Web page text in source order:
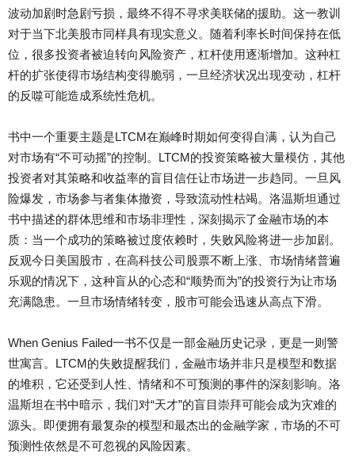
波动加剧时急剧亏损，最终不得不寻求美联储的援助。这一教训
对于当下北美股市同样具有现实意义。随着利率长时间保持在低
位，很多投资者被迫转向风险资产，杠杆使用逐渐增加。这种杠
杆的扩张使得市场结构变得脆弱，一旦经济状况出现变动，杠杆
的反噬可能造成系统性危机。
书中一个重要主题是LTCM在巅峰时期如何变得自满，认为自己
对市场有“不可动摇”的控制。LTCM的投资策略被大量模仿，其他
投资者对其策略和收益率的盲目信任让市场进一步趋同。一旦风
险爆发，市场参与者集体撤资，导致流动性枯竭。洛温斯坦通过
书中描述的群体思维和市场非理性，深刻揭示了金融市场的本
质：当一个成功的策略被过度依赖时，失败风险将进一步加剧。
反观今日美国股市，在高科技公司股票不断上涨、市场情绪普遍
乐观的情况下，这种盲从的心态和“顺势而为”的投资行为让市场
充满隐患。一旦市场情绪转变，股市可能会迅速从高点下滑。
When Genius Failed一书不仅是一部金融历史记录，更是一则警
世寓言。LTCM的失败提醒我们，金融市场并非只是模型和数据
的堆积，它还受到人性、情绪和不可预测的事件的深刻影响。洛
温斯坦在书中暗示，我们对“天才”的盲目崇拜可能会成为灾难的
源头。即便拥有最复杂的模型和最杰出的金融学家，市场的不可
预测性依然是不可忽视的风险因素。